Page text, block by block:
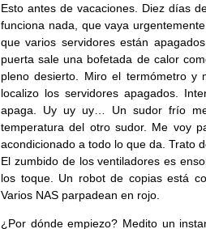
Esto antes de vacaciones. Diez días
funciona nada, que vaya
que varios servidores están
puerta sale una bofetada de calor
pleno desierto. Miro el termómetro
localizo los servidores apagados.
apaga. Uy uy uy… Un sudor frío
temperatura del otro sudor. Me voy
acondicionado a todo lo que da. Trato
El zumbido de los ventiladores es
los toque. Un robot de copias está
Varios NAS parpadean en rojo.
¿Por dónde empiezo? Medito un